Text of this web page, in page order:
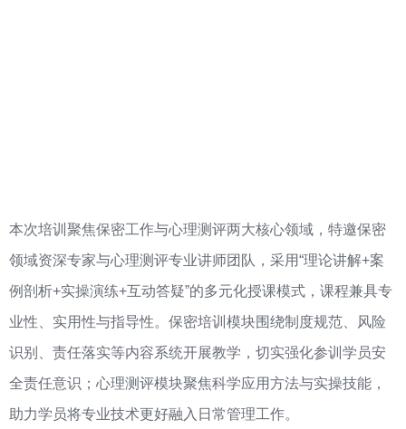
本次培训聚焦保密工作与心理测评两大核心领域，特邀保密
领域资深专家与心理测评专业讲师团队，采用“理论讲解+案
例剖析+实操演练+互动答疑”的多元化授课模式，课程兼具专
业性、实用性与指导性。保密培训模块围绕制度规范、风险
识别、责任落实等内容系统开展教学，切实强化参训学员安
全责任意识；心理测评模块聚焦科学应用方法与实操技能，
助力学员将专业技术更好融入日常管理工作。